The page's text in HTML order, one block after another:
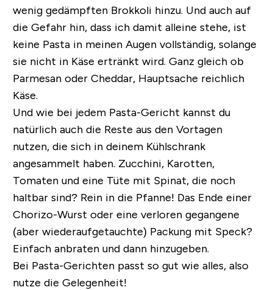
wenig gedämpften Brokkoli hinzu. Und auch auf
die Gefahr hin, dass ich damit alleine stehe, ist
keine Pasta in meinen Augen vollständig, solange
sie nicht in Käse ertränkt wird. Ganz gleich ob
Parmesan oder Cheddar, Hauptsache reichlich
Käse.
Und wie bei jedem Pasta-Gericht kannst du
natürlich auch die Reste aus den Vortagen
nutzen, die sich in deinem Kühlschrank
angesammelt haben. Zucchini, Karotten,
Tomaten und eine Tüte mit Spinat, die noch
haltbar sind? Rein in die Pfanne! Das Ende einer
Chorizo-Wurst oder eine verloren gegangene
(aber wiederaufgetauchte) Packung mit Speck?
Einfach anbraten und dann hinzugeben.
Bei Pasta-Gerichten passt so gut wie alles, also
nutze die Gelegenheit!